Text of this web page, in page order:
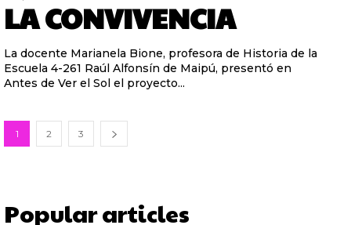
LA CONVIVENCIA
La docente Marianela Bione, profesora de Historia de la
Escuela 4-261 Raúl Alfonsín de Maipú, presentó en
Antes de Ver el Sol el proyecto...
1 2 3
Popular articles